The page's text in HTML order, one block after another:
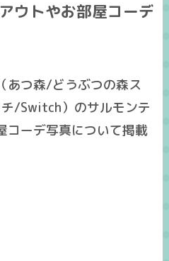
ウトやお部屋コーデ
あつ森/どうぶつの森ス
/Switch）のサルモンテ
コーデ写真について掲載